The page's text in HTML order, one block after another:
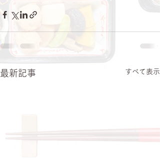
最新記事 すべて表示